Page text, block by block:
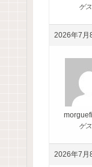
ゲ
2026年7月
ゲ
2026年7月